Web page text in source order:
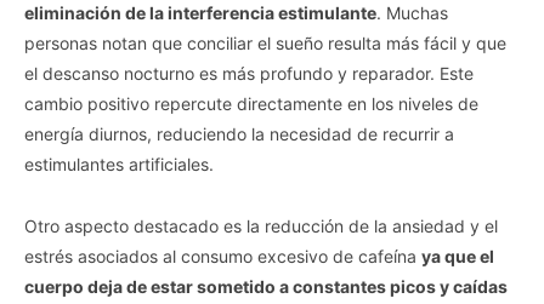
eliminación de la interferencia estimulante. Muchas
personas notan que conciliar el sueño resulta más fácil y que
el descanso nocturno es más profundo y reparador. Este
cambio positivo repercute directamente en los niveles de
energía diurnos, reduciendo la necesidad de recurrir a
estimulantes artificiales.
Otro aspecto destacado es la reducción de la ansiedad y el
estrés asociados al consumo excesivo de cafeína ya que el
cuerpo deja de estar sometido a constantes picos y caídas